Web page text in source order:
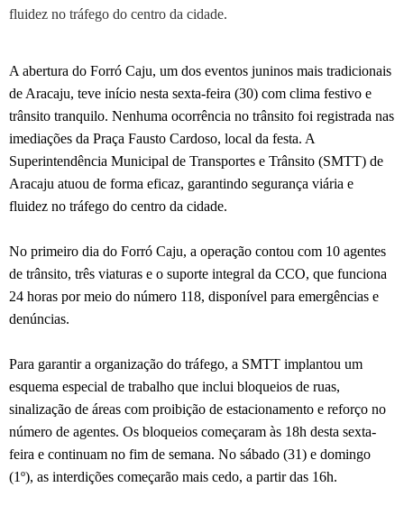
fluidez no tráfego do centro da cidade.
A abertura do Forró Caju, um dos eventos juninos mais tradicionais
de Aracaju, teve início nesta sexta-feira (30) com clima festivo e
trânsito tranquilo. Nenhuma ocorrência no trânsito foi registrada nas
imediações da Praça Fausto Cardoso, local da festa. A
Superintendência Municipal de Transportes e Trânsito (SMTT) de
Aracaju atuou de forma eficaz, garantindo segurança viária e
fluidez no tráfego do centro da cidade.
No primeiro dia do Forró Caju, a operação contou com 10 agentes
de trânsito, três viaturas e o suporte integral da CCO, que funciona
24 horas por meio do número 118, disponível para emergências e
denúncias.
Para garantir a organização do tráfego, a SMTT implantou um
esquema especial de trabalho que inclui bloqueios de ruas,
sinalização de áreas com proibição de estacionamento e reforço no
número de agentes. Os bloqueios começaram às 18h desta sexta-
feira e continuam no fim de semana. No sábado (31) e domingo
(1º), as interdições começarão mais cedo, a partir das 16h.